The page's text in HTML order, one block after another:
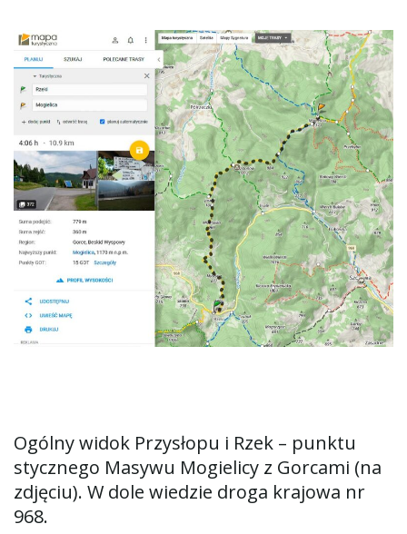
Ogólny widok Przysłopu i Rzek – punktu
stycznego Masywu Mogielicy z Gorcami (na
zdjęciu). W dole wiedzie droga krajowa nr
968.